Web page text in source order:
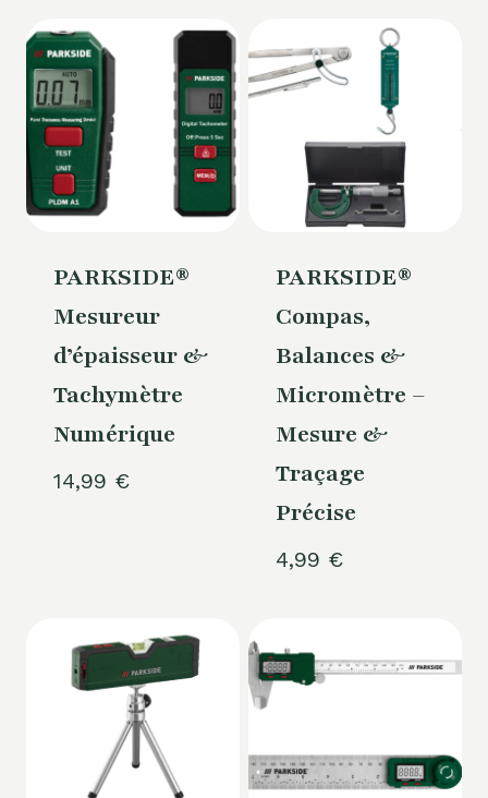
PARKSIDE®
Mesureur
d’épaisseur &
Tachymètre
Numérique
14,99 €
PARKSIDE®
Compas,
Balances &
Micromètre –
Mesure &
Traçage
Précise
4,99 €